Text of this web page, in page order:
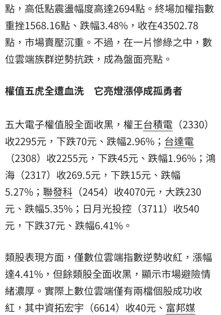
點，高低點震盪幅度高達2694點。終場加權指數
重挫1568.16點、跌幅3.48%，收在43502.78
點，市場賣壓沉重。不過，在一片慘綠之中，數
位雲端族群逆勢抗跌，成為盤面亮點。
權值五虎全遭血洗 它亮燈漲停成孤勇者
五大電子權值股全面收黑，權王台積電 （2330）
收2295元，下跌70元、跌幅2.96%； 台達電
（2308）收2255元，下跌45元、跌幅1.96%； 鴻
海 （2317）收269.5元，下跌15元、跌幅
5.27%； 聯發科 （2454）收4070元，大跌230
元、跌幅5.35%；日月光投控（3711）收540
元，下跌37元、跌幅6.41%。
類股表現方面，僅數位雲端指數逆勢收紅，漲幅
達4.41%，但餘類股全面收黑，顯示市場避險情
緒濃厚。實際上數位雲端僅有兩檔個股成功收
紅，其中資拓宏宇（6614）收40元、 富邦媒